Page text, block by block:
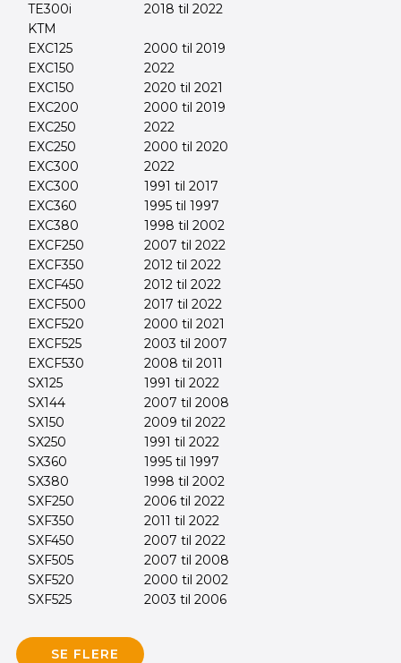
TE300i
2018 til 2022
KTM
EXC125
2000 til 2019
EXC150
2022
EXC150
2020 til 2021
EXC200
2000 til 2019
EXC250
2022
EXC250
2000 til 2020
EXC300
2022
EXC300
1991 til 2017
EXC360
1995 til 1997
EXC380
1998 til 2002
EXCF250
2007 til 2022
EXCF350
2012 til 2022
EXCF450
2012 til 2022
EXCF500
2017 til 2022
EXCF520
2000 til 2021
EXCF525
2003 til 2007
EXCF530
2008 til 2011
SX125
1991 til 2022
SX144
2007 til 2008
SX150
2009 til 2022
SX250
1991 til 2022
SX360
1995 til 1997
SX380
1998 til 2002
SXF250
2006 til 2022
SXF350
2011 til 2022
SXF450
2007 til 2022
SXF505
2007 til 2008
SXF520
2000 til 2002
SXF525
2003 til 2006
SE FLERE